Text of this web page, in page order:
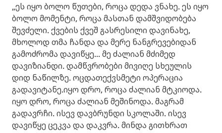
„ეს იყო ბოლო წუთები, როცა დედა ვნახე. ეს იყო
ბოლო მომენტი, როცა მასთან დამშვიდობება
შევძელი. ქვების ქვეშ გასრესილი დავინახე,
მხოლოდ თმა ჩანდა და მერე ნანგრევებიდან
გამოძრომა დავიწყე... მე ძალიან მძიმედ
დავიზიანდი. დამწვრობები მივიღე სხეულის
დიდ ნაწილზე. ოცდათექვსმეტი ოპერაცია
გადავიტანე.იყო დრო, როცა ძალიან მტკიოდა.
იყო დრო, როცა ძალიან მეშინოდა. მაგრამ
გადავრჩი. ისევ დავბრუნდი სკოლაში. ისევ
დავიწყე ცეკვა და დაკვრა. მინდა გითხრათ